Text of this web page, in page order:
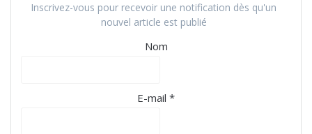
Inscrivez-vous pour recevoir une notification dès qu'un
nouvel article est publié
Nom
E-mail *